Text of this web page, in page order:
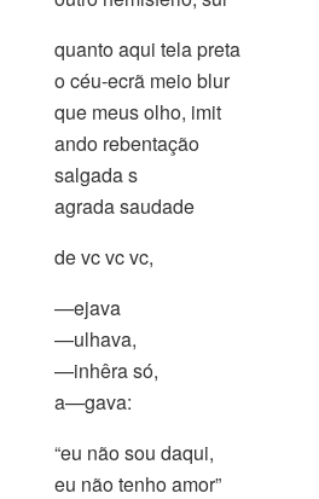
quanto aqui tela preta
o céu-ecrã meio blur
que meus olho, imit
ando rebentação
salgada s
agrada saudade
de vc vc vc,
—ejava
—ulhava,
—inhêra só,
a—gava:
“eu não sou daqui,
eu não tenho amor”